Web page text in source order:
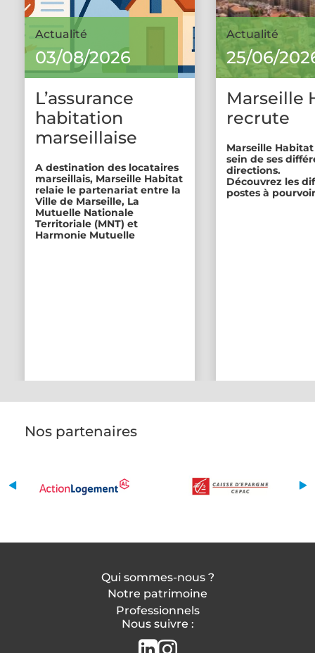
Actualité
03/08/2026
L’assurance
habitation
marseillaise
A destination des locataires
marseillais, Marseille Habitat
relaie le partenariat entre la
Ville de Marseille, La
Mutuelle Nationale
Territoriale (MNT) et
Harmonie Mutuelle
Actualité
25/06/
Marseille
recrute
Marseille
sein de ses
directions.
Découvrez les
postes à
Nos partenaires
Qui sommes-nous ?
Notre patrimoine
Professionnels
Nous suivre :